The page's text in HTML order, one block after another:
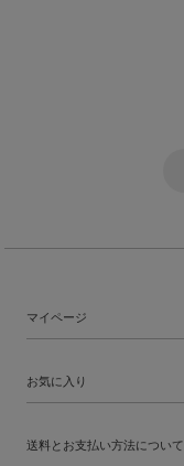
マイページ
お気に入り
送料とお支払い方法について